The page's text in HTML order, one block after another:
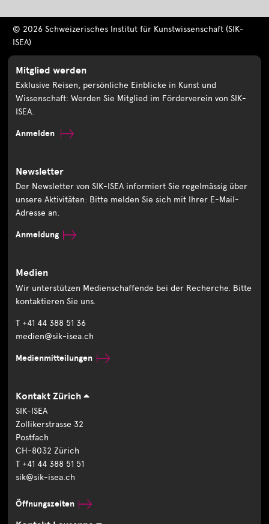
© 2026 Schweizerisches Institut für Kunstwissenschaft (SIK-
ISEA)
Mitglied werden
Exklusive Reisen, persönliche Einblicke in Kunst und
Wissenschaft: Werden Sie Mitglied im Förderverein von SIK-
ISEA.
Anmelden
Newsletter
Der Newsletter von SIK-ISEA informiert Sie regelmässig über
unsere Aktivitäten: Bitte melden Sie sich mit Ihrer E-Mail-
Adresse an.
Anmeldung
Medien
Wir unterstützen Medienschaffende bei der Recherche. Bitte
kontaktieren Sie uns.
T +41 44 388 51 36
medien@sik-isea.ch
Medienmitteilungen
Kontakt Zürich
SIK-ISEA
Zollikerstrasse 32
Postfach
CH-8032 Zürich
T +41 44 388 51 51
sik@sik-isea.ch
Öffnungszeiten